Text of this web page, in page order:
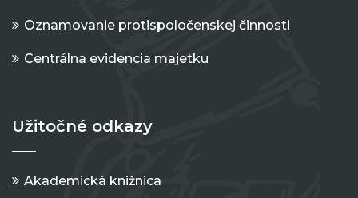
Oznamovanie protispoločenskej činnosti
Centrálna evidencia majetku
Užitočné odkazy
Akademická knižnica